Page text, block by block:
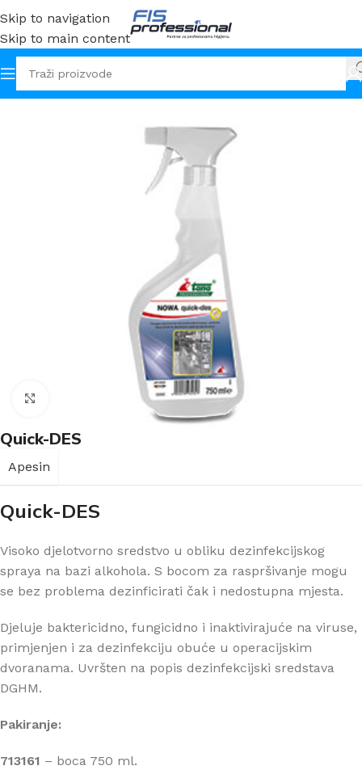
Skip to navigation
Skip to main content
Početna Sredstva
Klikni za uvećanje
Quick-DES
Apesin
Quick-DES
Visoko djelotvorno sredstvo u obliku dezinfekcijskog
spraya na bazi alkohola. S bocom za raspršivanje mogu
se bez problema dezinficirati čak i nedostupna mjesta.
Djeluje baktericidno, fungicidno i inaktivirajuće na viruse,
primjenjen i za dezinfekciju obuće u operacijskim
dvoranama. Uvršten na popis dezinfekcijski sredstava
DGHM.
Pakiranje:
713161 – boca 750 ml.